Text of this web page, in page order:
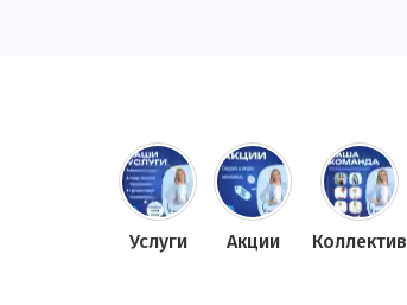
Услуги Акции Коллектив